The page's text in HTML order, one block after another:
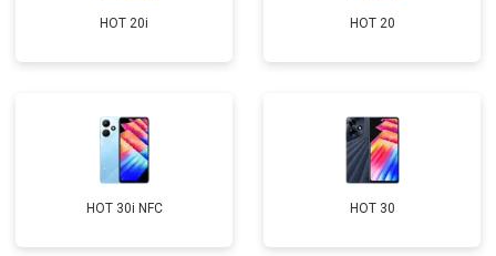
HOT 20i HOT 20
HOT 30i NFC HOT 30